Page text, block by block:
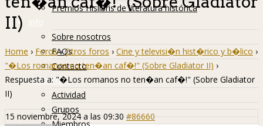
Premios Hislibris de literatura histórica
Info
Sobre nosotros
FAQs
Contacto
Hislibreños
Actividad
Grupos
II)
Home › Foros › Otros foros › Cine y televisi�n hist�rico y b�lico ›
"�Los romanos no ten�an caf�!" (Sobre Gladiator II) ›
Respuesta a: "�Los romanos no ten�an caf�!" (Sobre Gladiator
II)
15 noviembre, 2024 a las 09:30 #86660